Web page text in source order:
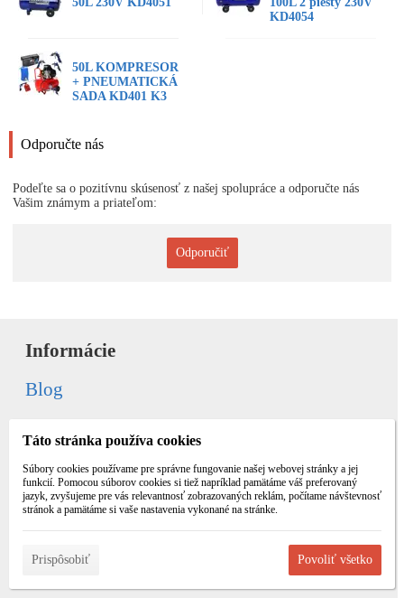
KD4054
50L KOMPRESOR
+ PNEUMATICKÁ
SADA KD401 K3
Odporučte nás
Podeľte sa o pozitívnu skúsenosť z našej spolupráce a odporučte nás
Vašim známym a priateľom:
Odporučiť
Informácie
Blog
Galéria
Všetko o nákupe
Obchodné podmienky
Ochrana súkromia
Táto stránka používa cookies
Súbory cookies používame pre správne fungovanie našej webovej stránky a jej
funkcií. Pomocou súborov cookies si tiež napríklad pamätáme váš preferovaný
jazyk, zvyšujeme pre vás relevantnosť zobrazovaných reklám, počítame návštevnosť
stránok a pamätáme si vaše nastavenia vykonané na stránke.
Prispôsobiť Povoliť všetko